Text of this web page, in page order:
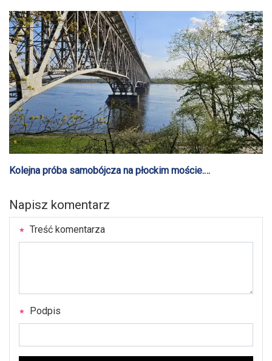
Kolejna próba samobójcza na płockim moście.
Napisz komentarz
Treść komentarza
Podpis